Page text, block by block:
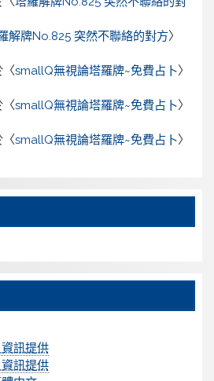
解牌No.825 突然不聯絡的對方〉
〈smallQ無視論塔羅牌~免費占卜〉
〈smallQ無視論塔羅牌~免費占卜〉
〈smallQ無視論塔羅牌~免費占卜〉
訊提供
訊提供